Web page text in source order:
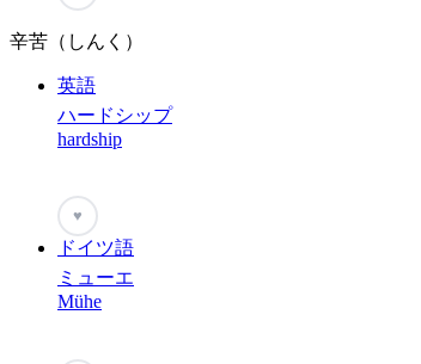
辛苦（しんく）
英語
ハードシップ
hardship
♥
ドイツ語
ミューエ
Mühe